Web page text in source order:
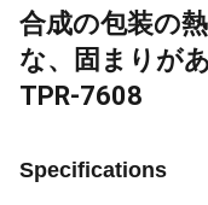
合成の包装の
な、固まりが
TPR-7608
Specifications